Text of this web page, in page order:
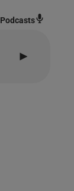
Podcasts